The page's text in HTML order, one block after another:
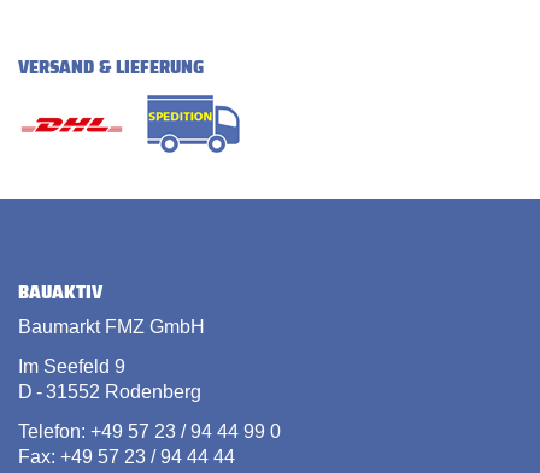
VERSAND & LIEFERUNG
BAUAKTIV
Baumarkt FMZ GmbH
Im Seefeld 9
D - 31552 Rodenberg
Telefon: +49 57 23 / 94 44 99 0
Fax: +49 57 23 / 94 44 44